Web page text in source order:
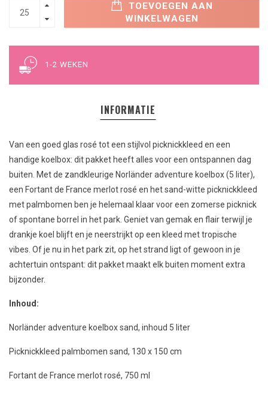
TOEVOEGEN AAN
WINKELWAGEN
1-2 WEKEN
INFORMATIE
Van een goed glas rosé tot een stijlvol picknickkleed en een
handige koelbox: dit pakket heeft alles voor een ontspannen dag
buiten. Met de zandkleurige Norländer adventure koelbox (5 liter),
een Fortant de France merlot rosé en het sand-witte picknickkleed
met palmbomen ben je helemaal klaar voor een zomerse picknick
of spontane borrel in het park. Geniet van gemak en flair terwijl je
drankje koel blijft en je neerstrijkt op een kleed met tropische
vibes. Of je nu in het park zit, op het strand ligt of gewoon in je
achtertuin ontspant: dit pakket maakt elk buiten moment extra
bijzonder.
Inhoud:
Norländer adventure koelbox sand, inhoud 5 liter
Picknickkleed palmbomen sand, 130 x 150 cm
Fortant de France merlot rosé, 750 ml